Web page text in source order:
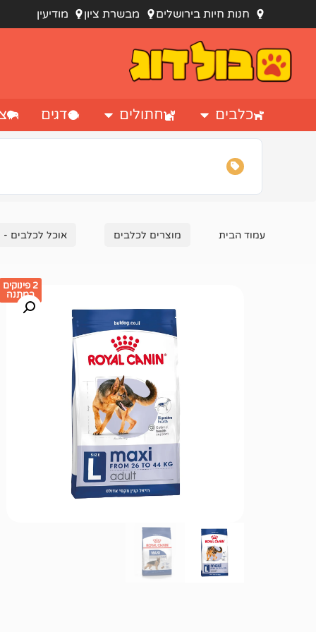
חנות חיות בירושלים מבשרת ציון מודיעין
כלבים חתולים דגים
עמוד הבית מוצרים לכלבים אוכל לכלבים -
2 פינוקים
במתנה